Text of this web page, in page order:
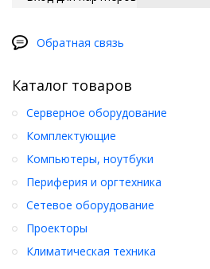
Обратная связь
Каталог товаров
Серверное оборудование
Комплектующие
Компьютеры, ноутбуки
Периферия и оргтехника
Сетевое оборудование
Проекторы
Климатическая техника